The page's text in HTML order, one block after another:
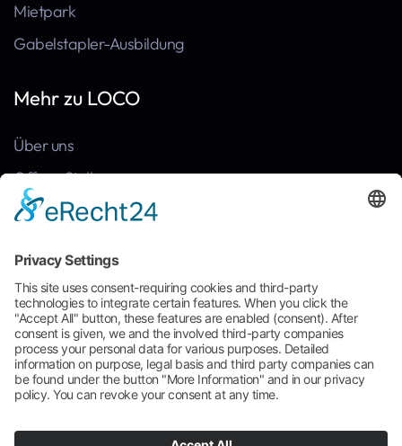
Mietpark
Gabelstapler-Ausbildung
Mehr zu LOCO
Über uns
Offene Stellen
Kontakt
Referenzen
Häufige Fragen
Broschüre zum Download